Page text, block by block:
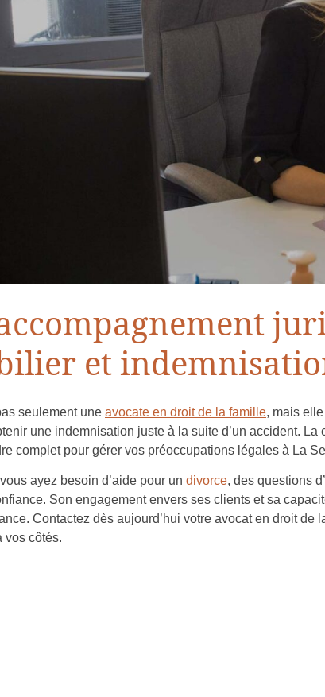
et
seulement une avocate en droit de la famille, mais
une indemnisation juste à la suite d’un accident.
complet pour gérer vos préoccupations légales à La
ayez besoin d’aide pour un divorce, des questions
Son engagement envers ses clients et sa
Contactez dès aujourd’hui votre avocat en droit
vos côtés.